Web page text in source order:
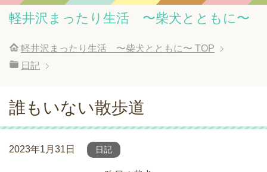
軽井沢まったり生活 〜柴犬とともに〜
軽井沢まったり生活 〜柴犬とともに〜 TOP
日記
誰もいない散歩道
2023年1月31日 日記